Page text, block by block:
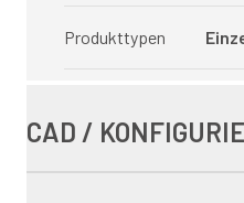
Produkttypen
CAD /